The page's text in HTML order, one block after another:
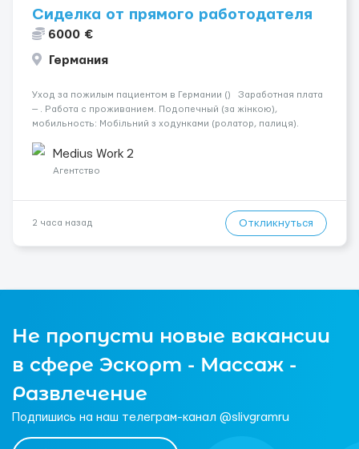
Сиделка от прямого работодателя
6000 €
Германия
Уход за пожилым пациентом в Германии () Заработная плата
— . Работа с проживанием. Подопечный (за жінкою),
мобильность: Мобільний з ходунками (ролатор, палиця).
Ночью: Спить не прокидаючись. Требования: По...
Medius Work 2
Агентство
2 часа назад Откликнуться
Не пропусти новые вакансии
в сфере Эскорт - Массаж -
Развлечение
Подпишись на наш телеграм-канал @slivgramru